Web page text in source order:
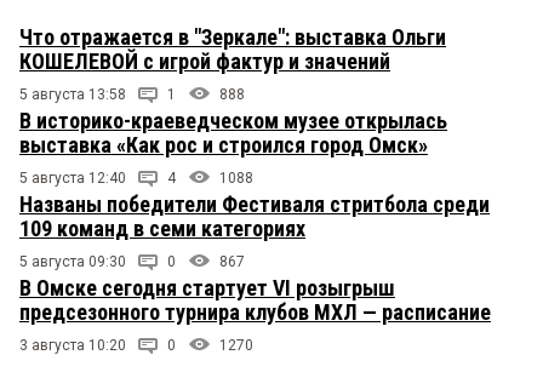
Что отражается в "Зеркале": выставка Ольги
КОШЕЛЕВОЙ с игрой фактур и значений
5 августа 13:58 1 888
В историко-краеведческом музее открылась
выставка «Как рос и строился город Омск»
5 августа 12:40 4 1088
Названы победители Фестиваля стритбола среди
109 команд в семи категориях
5 августа 09:30 0 867
В Омске сегодня стартует VI розыгрыш
предсезонного турнира клубов МХЛ — расписание
3 августа 10:20 0 1270